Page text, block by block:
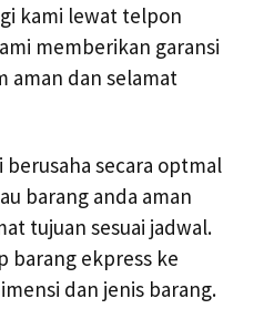
kami lewat telpon
memberikan garansi
aman dan selamat
secara optmal
barang anda aman
tujuan sesuai jadwal.
barang ekpress ke
dan jenis barang.